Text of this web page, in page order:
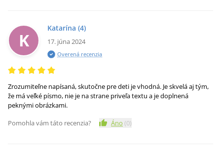
K
Katarína (4)
17. júna 2024
Overená recenzia
Zrozumiteľne napísaná, skutočne pre deti je vhodná. Je skvelá aj tým,
že má veľké písmo, nie je na strane priveľa textu a je doplnená
peknými obrázkami.
Pomohla vám táto recenzia?
Áno (0)